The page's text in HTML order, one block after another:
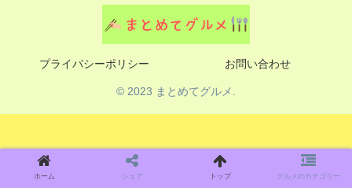
プライバシーポリシー お問い合わせ
© 2023 まとめてグルメ.
ホーム シェア トップ グルメのカテゴリー